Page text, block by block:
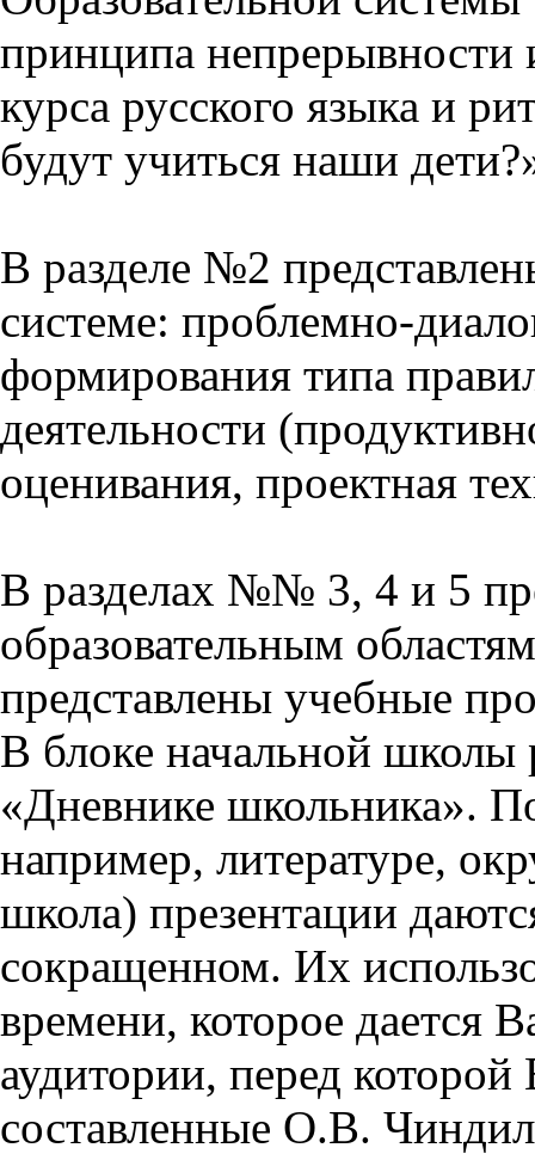
принципа непрерывности
курса русского языка и
будут учиться наши
В разделе №2
системе: проблемно-
формирования типа
деятельности
оценивания, проектная
В разделах №№ 3, 4 и 5
образовательным
представлены учебные
В блоке начальной школы
«Дневнике школьника».
например, литературе,
школа) презентации
сокращенном. Их
времени, которое дается
аудитории, перед
составленные О.В.